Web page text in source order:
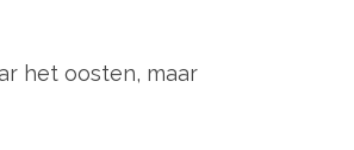
het oosten, maar